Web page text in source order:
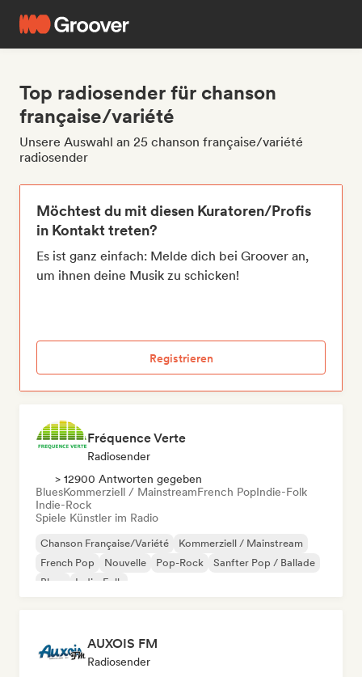
Top radiosender für chanson
française/variété
Unsere Auswahl an 25 chanson française/variété
radiosender
Möchtest du mit diesen Kuratoren/Profis
in Kontakt treten?
Es ist ganz einfach: Melde dich bei Groover an,
um ihnen deine Musik zu schicken!
Registrieren
Fréquence Verte
Radiosender
> 12900 Antworten gegeben
BluesKommerziell / MainstreamFrench PopIndie-Folk
Indie-Rock
Spiele Künstler im Radio
Chanson Française/Variété
Kommerziell / Mainstream
French Pop
Nouvelle Pop-Rock
Sanfter Pop / Ballade
Blues
Indie-Folk
AUXOIS FM
Radiosender